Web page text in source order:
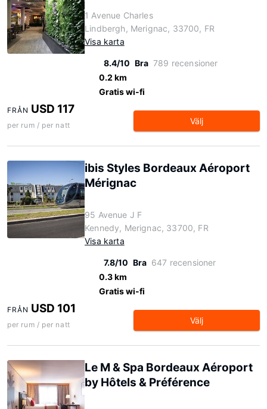
1 Avenue Charles
Lindbergh, Merignac, 33700, FR
Visa karta
8.4/10 Bra 789 recensioner
0.2 km
Gratis wi-fi
FRÅN USD 117
per rum / per natt Välj
ibis Styles Bordeaux Aéroport
Mérignac
95 Avenue J F
Kennedy, Merignac, 33700, FR
Visa karta
7.8/10 Bra 647 recensioner
0.3 km
Gratis wi-fi
FRÅN USD 101
per rum / per natt Välj
Le M & Spa Bordeaux Aéroport
by Hôtels & Préférence